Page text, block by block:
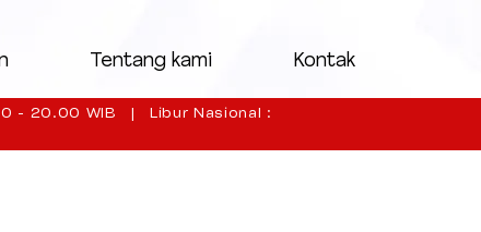
Tentang kami Kontak
- 20.00 WIB | Libur Nasional :